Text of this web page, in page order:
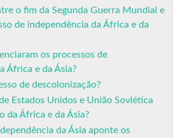
o fim da Segunda Guerra Mundial e
de independência da África e da
os processos de
África e da Ásia?
de descolonização?
Estados Unidos e União Soviética
da África e da Ásia?
da Ásia aponte os